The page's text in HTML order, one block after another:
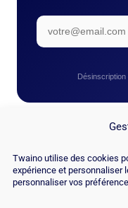
Twaino utilise des cookies
expérience et personnaliser
personnaliser vos
Désinscription